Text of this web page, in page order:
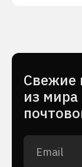
Cвежие
из